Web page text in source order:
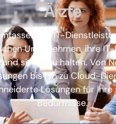
Ärzte
IT-
Unternehmen, ihre
sicher zu halten. Von
bis hin zu Cloud-
Lösungen für Ihre
Bedürfnisse.